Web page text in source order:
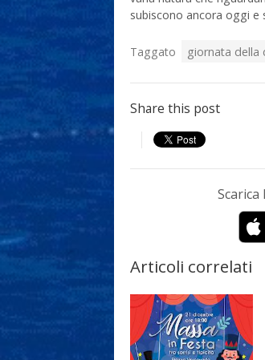
subiscono ancora oggi e
Taggato giornata della
Share this post
Articoli correlati